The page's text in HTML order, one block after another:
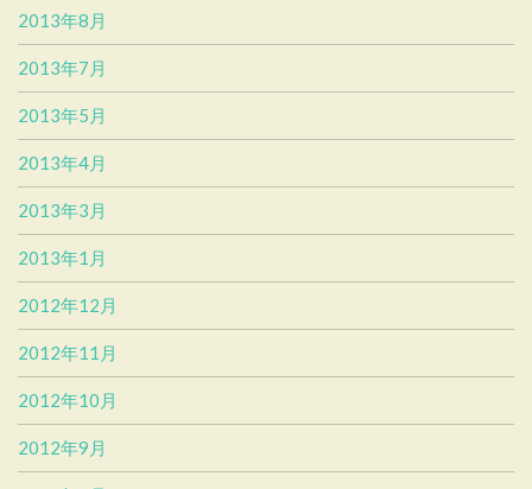
2013年8月
2013年7月
2013年5月
2013年4月
2013年3月
2013年1月
2012年12月
2012年11月
2012年10月
2012年9月